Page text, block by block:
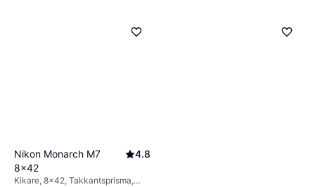
Nikon Monarch M7
8x42
4.8
Kikare, 8x42, Takkantsprisma,